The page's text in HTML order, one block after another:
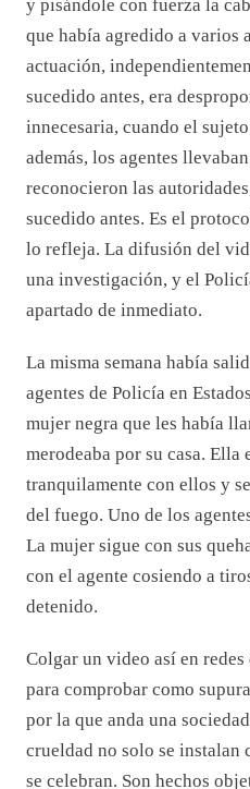
y pisándole con fuerza la
que había agredido a varios
actuación,
sucedido antes, era
innecesaria, cuando el
además, los agentes
reconocieron las
sucedido antes. Es el
lo refleja. La difusión del
una investigación, y el
apartado de inmediato.
La misma semana había
agentes de Policía en
mujer negra que les había
merodeaba por su casa. Ella
tranquilamente con ellos y
del fuego. Uno de los
La mujer sigue con sus
con el agente cosiendo a
detenido.
Colgar un video así en
para comprobar como
por la que anda una
crueldad no solo se instalan
se celebran. Son hechos